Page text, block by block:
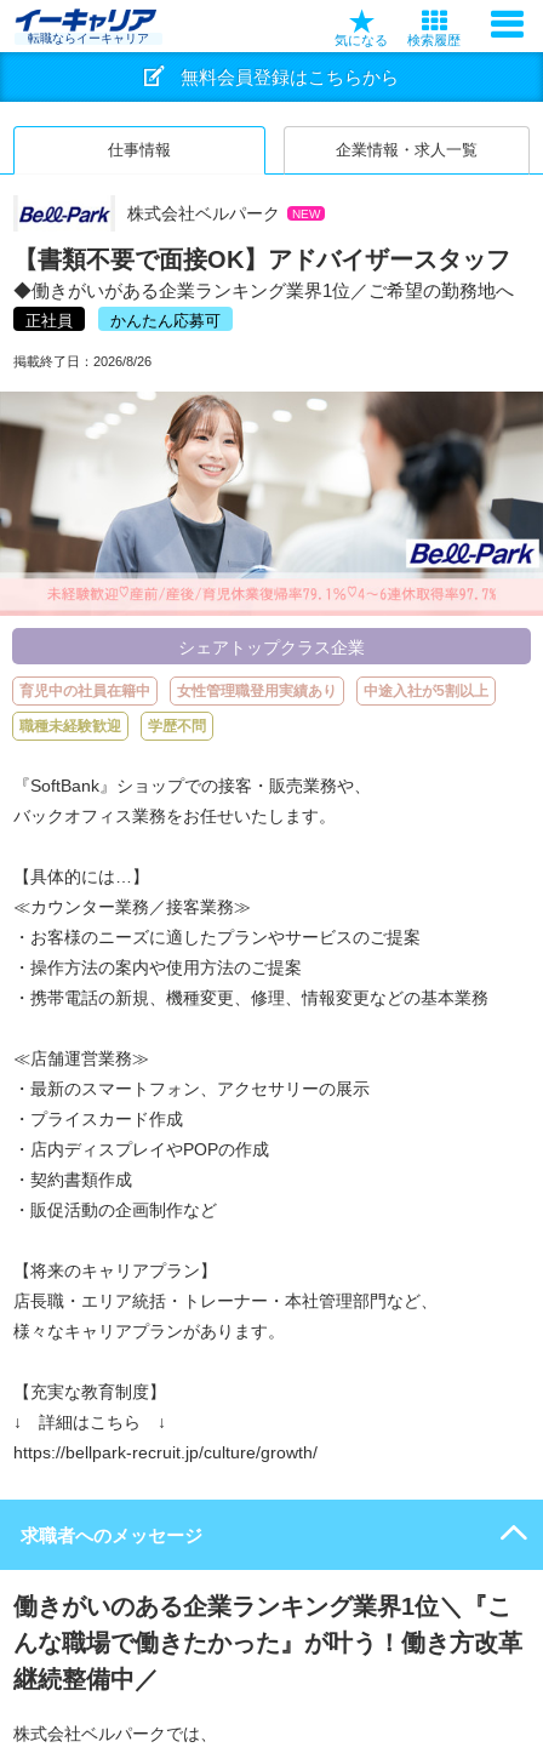
転職ならイーキャリア 気になる 検索履歴
無料会員登録はこちらから
仕事情報 企業情報・求人一覧
株式会社ベルパーク NEW
【書類不要で面接OK】アドバイザースタッフ
◆働きがいがある企業ランキング業界1位／ご希望の勤務地へ
正社員 かんたん応募可
掲載終了日： 2026/8/26
シェアトップクラス企業
育児中の社員在籍中 女性管理職登用実績あり 中途入社が5割以上
職種未経験歓迎 学歴不問
『SoftBank』ショップでの接客・販売業務や、
バックオフィス業務をお任せいたします。
【具体的には…】
≪カウンター業務／接客業務≫
・お客様のニーズに適したプランやサービスのご提案
・操作方法の案内や使用方法のご提案
・携帯電話の新規、機種変更、修理、情報変更などの基本業務
≪店舗運営業務≫
・最新のスマートフォン、アクセサリーの展示
・プライスカード作成
・店内ディスプレイやPOPの作成
・契約書類作成
・販促活動の企画制作など
【将来のキャリアプラン】
店長職・エリア統括・トレーナー・本社管理部門など、
様々なキャリアプランがあります。
【充実な教育制度】
↓ 詳細はこちら ↓
https://bellpark-recruit.jp/culture/growth/
求職者へのメッセージ
働きがいのある企業ランキング業界1位＼『こ
んな職場で働きたかった』が叶う！働き方改革
継続整備中／
株式会社ベルパークでは、